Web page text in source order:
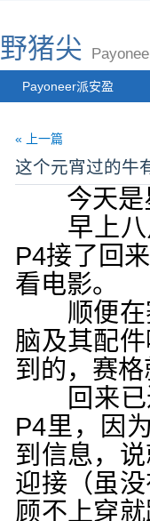
野猪尖
Payoneer派安盈
« 上一篇
这个元宵过的牛
今天是星
早上八点
P4接了回
看电影。
顺便在赛
脑及其配
到的，赛
回来已近
P4里，因
到信息，
迎接（虽
顾不上穿